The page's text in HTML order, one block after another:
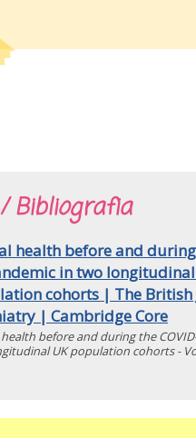
Bibliografia
health before and during
in two
cohorts | The British
| Cambridge Core
before and during the
UK population cohorts -